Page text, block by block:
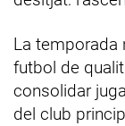
La temporada
futbol de
consolidar
del club